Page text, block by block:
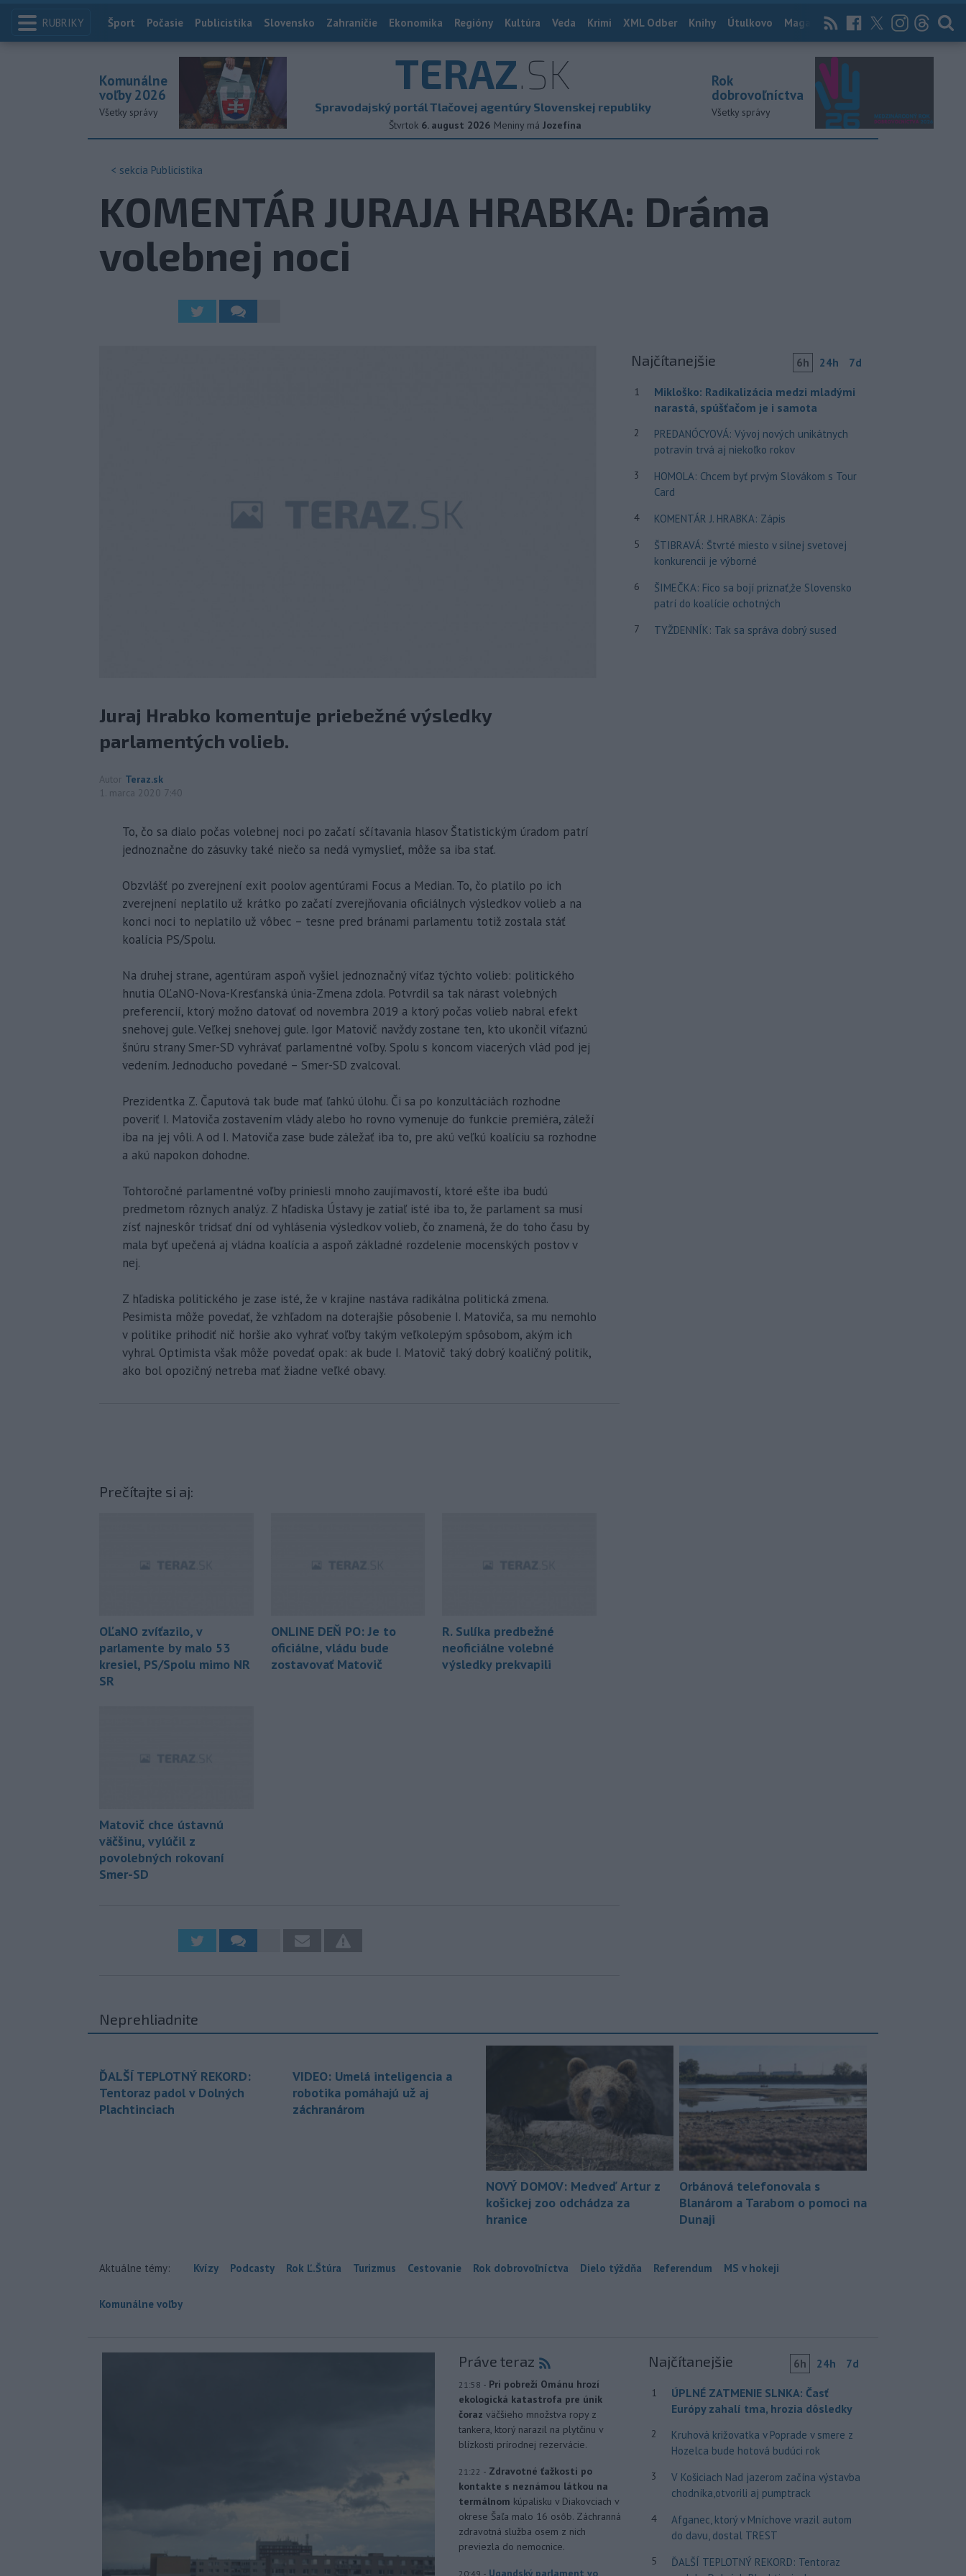
RUBRIKY Index
Šport Počasie Publicistika Slovensko Zahraničie Ekonomika Regióny Kultúra Veda Krimi XML Odber Knihy Útulkovo Magazín News Now Archív
TERAZ.SK
Spravodajský portál Tlačovej agentúry Slovenskej republiky
Štvrtok 6. august 2026 Meniny má Jozefína
Komunálne
voľby 2026
Všetky správy
Rok
dobrovoľníctva
Všetky správy
< sekcia Publicistika
KOMENTÁR JURAJA HRABKA: Dráma
volebnej noci
Juraj Hrabko komentuje priebežné výsledky
parlamentých volieb.
Autor Teraz.sk
1. marca 2020 7:40
To, čo sa dialo počas volebnej noci po začatí sčítavania hlasov Štatistickým úradom patrí
jednoznačne do zásuvky také niečo sa nedá vymyslieť, môže sa iba stať.
Obzvlášť po zverejnení exit poolov agentúrami Focus a Median. To, čo platilo po ich
zverejnení neplatilo už krátko po začatí zverejňovania oficiálnych výsledkov volieb a na
konci noci to neplatilo už vôbec – tesne pred bránami parlamentu totiž zostala stáť
koalícia PS/Spolu.
Na druhej strane, agentúram aspoň vyšiel jednoznačný víťaz týchto volieb: politického
hnutia OĽaNO-Nova-Kresťanská únia-Zmena zdola. Potvrdil sa tak nárast volebných
preferencií, ktorý možno datovať od novembra 2019 a ktorý počas volieb nabral efekt
snehovej gule. Veľkej snehovej gule. Igor Matovič navždy zostane ten, kto ukončil víťaznú
šnúru strany Smer-SD vyhrávať parlamentné voľby. Spolu s koncom viacerých vlád pod jej
vedením. Jednoducho povedané – Smer-SD zvalcoval.
Prezidentka Z. Čaputová tak bude mať ľahkú úlohu. Či sa po konzultáciách rozhodne
poveriť I. Matoviča zostavením vlády alebo ho rovno vymenuje do funkcie premiéra, záleží
iba na jej vôli. A od I. Matoviča zase bude záležať iba to, pre akú veľkú koalíciu sa rozhodne
a akú napokon dohodne.
Tohtoročné parlamentné voľby priniesli mnoho zaujímavostí, ktoré ešte iba budú
predmetom rôznych analýz. Z hľadiska Ústavy je zatiaľ isté iba to, že parlament sa musí
zísť najneskôr tridsať dní od vyhlásenia výsledkov volieb, čo znamená, že do toho času by
mala byť upečená aj vládna koalícia a aspoň základné rozdelenie mocenských postov v
nej.
Z hľadiska politického je zase isté, že v krajine nastáva radikálna politická zmena.
Pesimista môže povedať, že vzhľadom na doterajšie pôsobenie I. Matoviča, sa mu nemohlo
v politike prihodiť nič horšie ako vyhrať voľby takým veľkolepým spôsobom, akým ich
vyhral. Optimista však môže povedať opak: ak bude I. Matovič taký dobrý koaličný politik,
ako bol opozičný netreba mať žiadne veľké obavy.
Prečítajte si aj:
OĽaNO zvíťazilo, v
parlamente by malo 53
kresiel, PS/Spolu mimo NR
SR
ONLINE DEŇ PO: Je to
oficiálne, vládu bude
zostavovať Matovič
R. Sulíka predbežné
neoficiálne volebné
výsledky prekvapili
Matovič chce ústavnú
väčšinu, vylúčil z
povolebných rokovaní
Smer-SD
Najčítanejšie 6h 24h 7d
1
Mikloško: Radikalizácia medzi mladými
narastá, spúšťačom je i samota
2
PREDANÓCYOVÁ: Vývoj nových unikátnych
potravín trvá aj niekoľko rokov
3
HOMOLA: Chcem byť prvým Slovákom s Tour
Card
4 KOMENTÁR J. HRABKA: Zápis
5
ŠTIBRAVÁ: Štvrté miesto v silnej svetovej
konkurencii je výborné
6
ŠIMEČKA: Fico sa bojí priznať,že Slovensko
patrí do koalície ochotných
7 TYŽDENNÍK: Tak sa správa dobrý sused
Neprehliadnite
ĎALŠÍ TEPLOTNÝ REKORD:
Tentoraz padol v Dolných
Plachtinciach
VIDEO: Umelá inteligencia a
robotika pomáhajú už aj
záchranárom
NOVÝ DOMOV: Medveď Artur z
košickej zoo odchádza za
hranice
Orbánová telefonovala s
Blanárom a Tarabom o pomoci na
Dunaji
Aktuálne témy: Kvízy Podcasty Rok Ľ.Štúra Turizmus Cestovanie Rok dobrovoľníctva Dielo týždňa Referendum MS v hokeji
Komunálne voľby
Práve teraz
21:58 - Pri pobreží Ománu hrozí
ekologická katastrofa pre únik
čoraz väčšieho množstva ropy z
tankera, ktorý narazil na plytčinu v
blízkosti prírodnej rezervácie.
21:22 - Zdravotné ťažkosti po
kontakte s neznámou látkou na
termálnom kúpalisku v Diakovciach v
okrese Šaľa malo 16 osôb. Záchranná
zdravotná služba osem z nich
previezla do nemocnice.
20:49 - Ugandský parlament vo
Najčítanejšie 6h 24h 7d
1
ÚPLNÉ ZATMENIE SLNKA: Časť
Európy zahalí tma, hrozia dôsledky
2
Kruhová križovatka v Poprade v smere z
Hozelca bude hotová budúci rok
3
V Košiciach Nad jazerom začína výstavba
chodníka,otvorili aj pumptrack
4
Afganec, ktorý v Mníchove vrazil autom
do davu, dostal TREST
5
ĎALŠÍ TEPLOTNÝ REKORD: Tentoraz